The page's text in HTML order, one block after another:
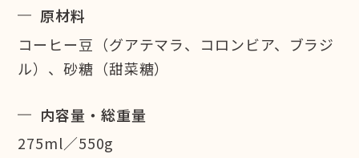
原材料
コーヒー豆（グアテマラ、コロンビア、ブラジ
ル）、砂糖（甜菜糖）
内容量・総重量
275ml／550g